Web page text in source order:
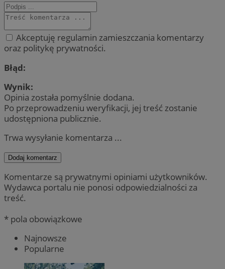
Akceptuję regulamin zamieszczania komentarzy
oraz politykę prywatności.
Błąd:
Wynik:
Opinia została pomyślnie dodana.
Po przeprowadzeniu weryfikacji, jej treść zostanie
udostępniona publicznie.
Trwa wysyłanie komentarza ...
Dodaj komentarz
Komentarze są prywatnymi opiniami użytkowników.
Wydawca portalu nie ponosi odpowiedzialności za
treść.
* pola obowiązkowe
Najnowsze
Popularne